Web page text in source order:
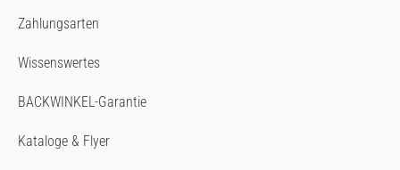
Zahlungsarten
Wissenswertes
BACKWINKEL-Garantie
Kataloge & Flyer